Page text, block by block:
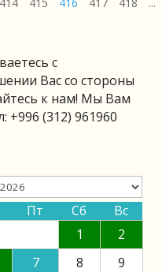
с
Вас со стороны
к нам! Мы Вам
+996 (312) 961960
Пт Сб
Вс
1
2
7 8
9